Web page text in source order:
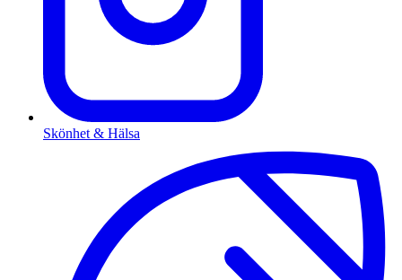
Skönhet & Hälsa